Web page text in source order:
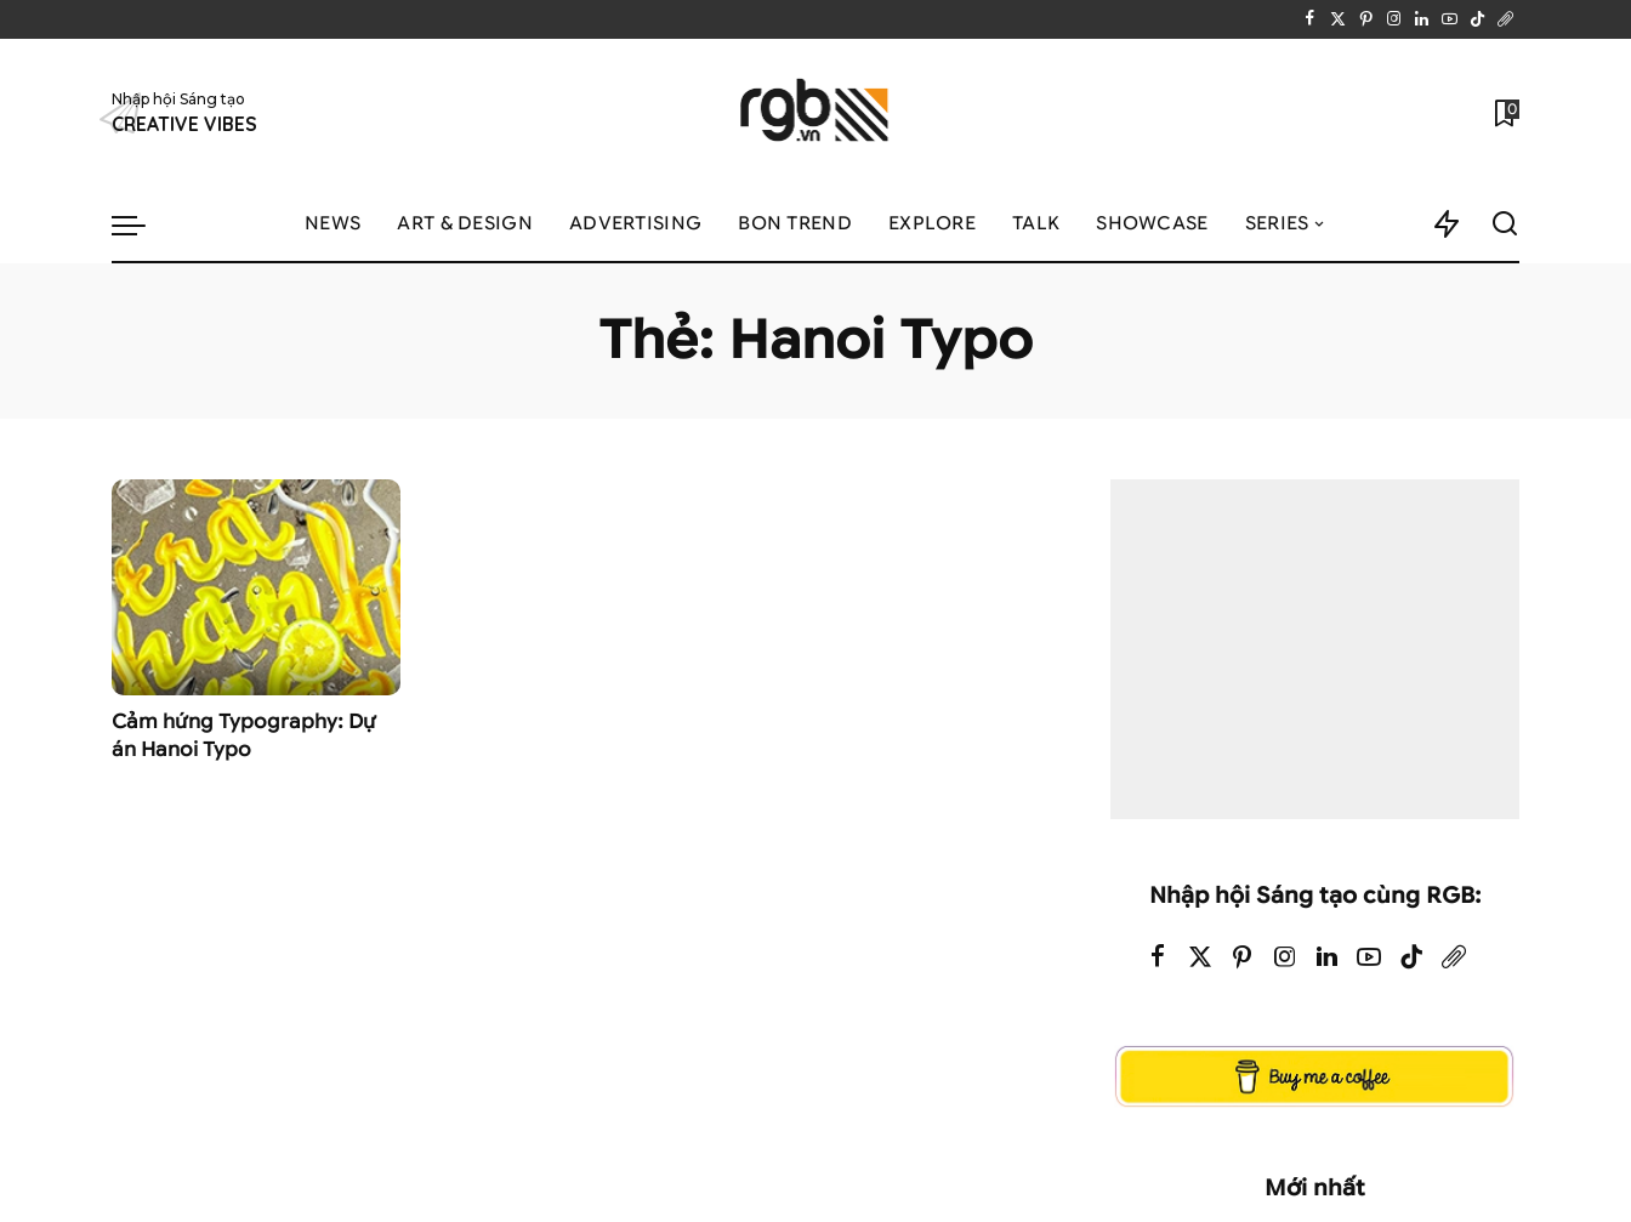
Nhập hội Sáng tạo
CREATIVE VIBES
0
NEWS ART & DESIGN ADVERTISING BON TREND EXPLORE TALK SHOWCASE SERIES
Thẻ: Hanoi Typo
Cảm hứng Typography: Dự
án Hanoi Typo
Nhập hội Sáng tạo cùng RGB:
Mới nhất